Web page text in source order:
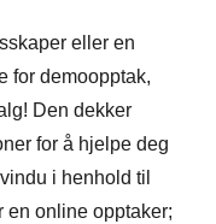
eller en
for demoopptak,
Den dekker
for å hjelpe deg
i henhold til
en online opptaker;